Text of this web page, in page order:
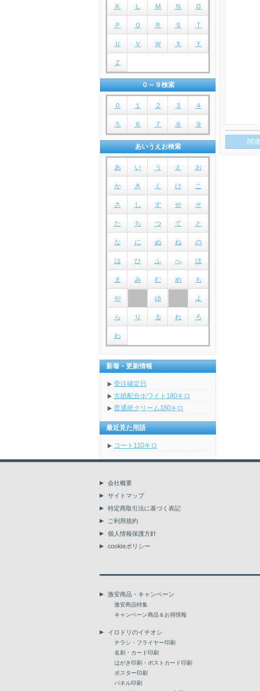
関
Ｋ Ｌ Ｍ Ｎ Ｏ
Ｐ Ｑ Ｒ Ｓ Ｔ
Ｕ Ｖ Ｗ Ｘ Ｙ
Ｚ
０～９検索
０ １ ２ ３ ４
５ ６ ７ ８ ９
あいうえお検索
あ い う え お
か き く け こ
さ し す せ そ
た ち つ て と
な に ぬ ね の
は ひ ふ へ ほ
ま み む め も
や ゆ よ
ら り る れ ろ
わ
新着・更新情報
受注確定日
古紙配合ホワイト180キロ
普通紙クリーム180キロ
最近見た用語
コート110キロ
会社概要
サイトマップ
特定商取引法に基づく表記
ご利用規約
個人情報保護方針
cookieポリシー
激安商品・キャンペーン
激安商品特集
キャンペーン商品＆お得情報
イロドリのイチオシ
チラシ・フライヤー印刷
名刺・カード印刷
はがき印刷・ポストカード印刷
ポスター印刷
パネル印刷